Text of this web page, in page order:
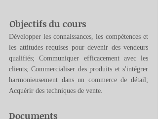
Objectifs du cours
Développer les connaissances, les compétences et
les attitudes requises pour devenir des vendeurs
qualifiés; Communiquer efficacement avec les
clients; Commercialiser des produits et s'intégrer
harmonieusement dans un commerce de détail;
Acquérir des techniques de vente.
Documents